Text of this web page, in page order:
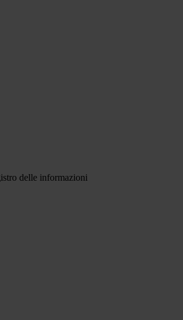
delle informazioni